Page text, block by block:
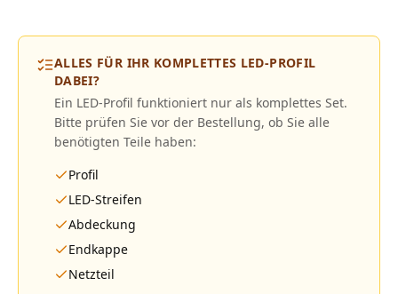
ALLES FÜR IHR KOMPLETTES LED-PROFIL
DABEI?
Ein LED-Profil funktioniert nur als komplettes Set.
Bitte prüfen Sie vor der Bestellung, ob Sie alle
benötigten Teile haben:
Profil
LED-Streifen
Abdeckung
Endkappe
Netzteil